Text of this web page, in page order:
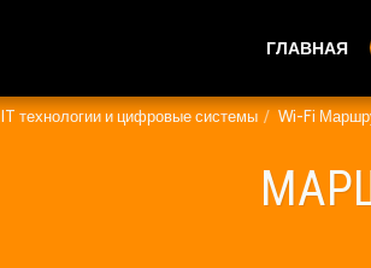
ГЛАВНАЯ
IT технологии и цифровые системы Wi-Fi